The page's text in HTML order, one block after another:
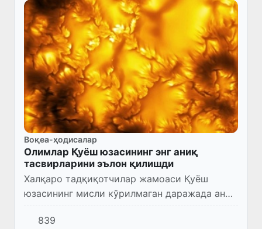
Воқеа-ҳодисалар
Олимлар Қуёш юзасининг энг аниқ
тасвирларини эълон қилишди
Халқаро тадқиқотчилар жамоаси Қуёш
юзасининг мисли кўрилмаган даражада аниқ
суратларини олди. Янги тасвирлар
олимларга ҳатто энг кучли қуёш
839